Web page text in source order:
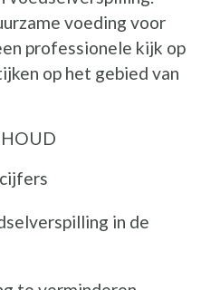
voeding voor
professionele kijk op
op het gebied van
in de